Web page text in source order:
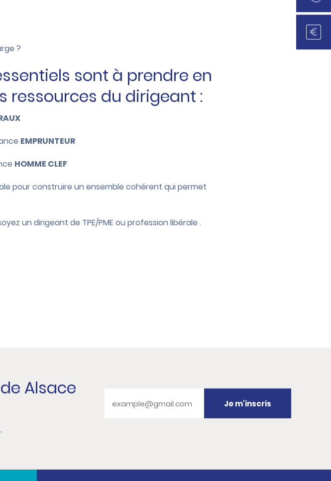
?
sont à prendre en
du dirigeant :
EMPRUNTEUR
HOMME CLEF
pour construire un ensemble cohérent qui permet
un dirigeant de TPE/PME ou profession libérale .
Alsace